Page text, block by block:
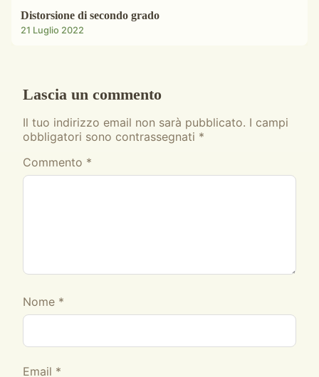
Distorsione di secondo grado
21 Luglio 2022
Lascia un commento
Il tuo indirizzo email non sarà pubblicato. I campi
obbligatori sono contrassegnati *
Commento *
Nome *
Email *